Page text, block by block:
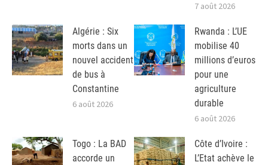
7 août 2026
Algérie : Six
morts dans un
nouvel accident
de bus à
Constantine
6 août 2026
Rwanda : L’UE
mobilise 40
millions d’euros
pour une
agriculture
durable
6 août 2026
Togo : La BAD
accorde un
Côte d’Ivoire :
L’Etat achève le